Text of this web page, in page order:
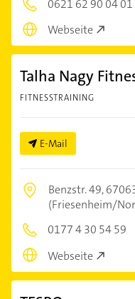
0621 62 90 04 01
Webseite
Talha Nagy
FITNESSTRAINING
E-Mail
Benzstr. 49,
(Friesenheim/
0177 4 30 54 59
Webseite